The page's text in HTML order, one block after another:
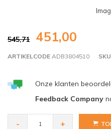
545,71 451,00
ARTIKELCODE ADB3804510 SKU
Onze klanten
Feedback Company
- +